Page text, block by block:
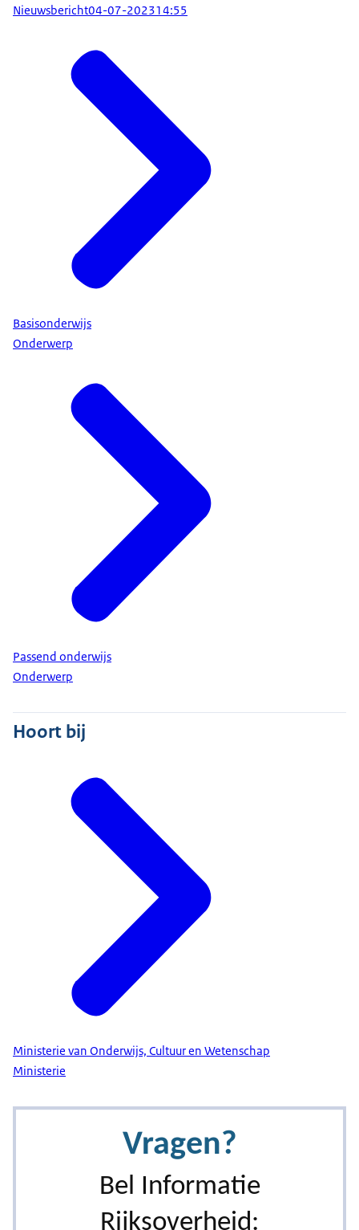
Nieuwsbericht04-07-202314:55
Basisonderwijs
Onderwerp
Passend onderwijs
Onderwerp
Hoort bij
Ministerie van Onderwijs, Cultuur en Wetenschap
Ministerie